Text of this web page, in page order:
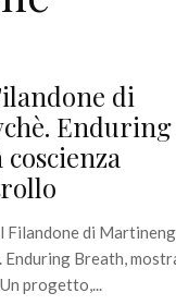
di
Enduring
Filandone di
Enduring Breath,
progetto,...